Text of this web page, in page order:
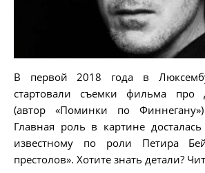
В первой 2018 года в
стартовали съемки фильма про
(автор «Поминки по
Главная роль в картине
известному по роли Петира
престолов». Хотите знать детали?